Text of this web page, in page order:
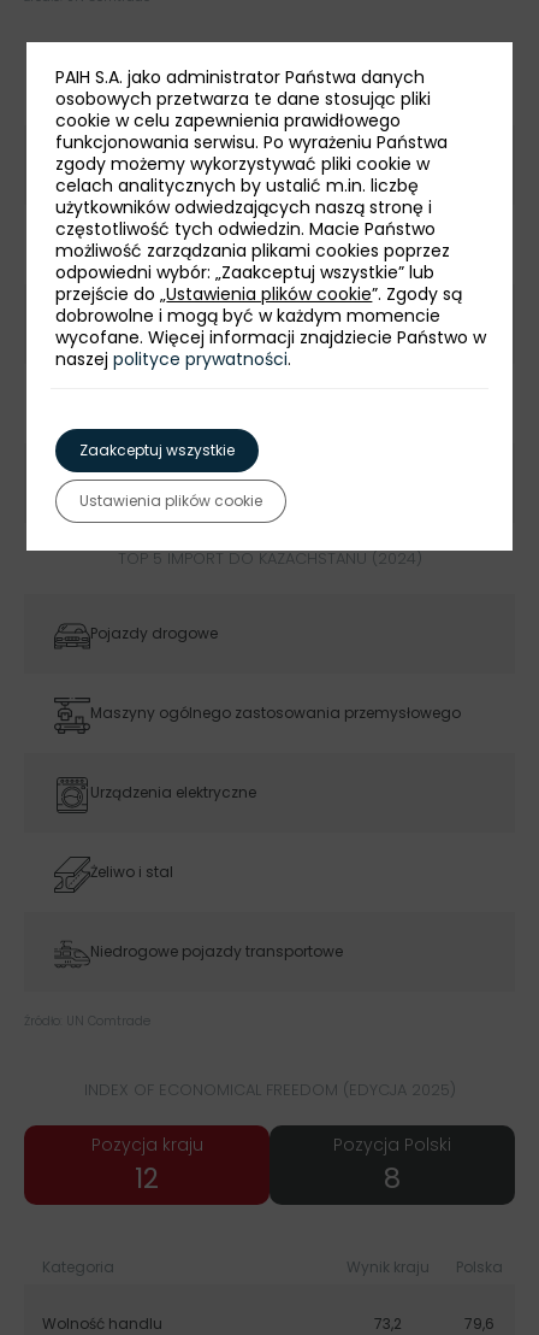
TOP 5 EKSPORT Z KAZACHSTANU (2024)
Ropa naftowa, produkty naftowe
Metale nieżelazne
Rudy metalonośne i złom metali
Żeliwo i stal
TOP 5 IMPORT DO KAZACHSTANU (2024)
Pojazdy drogowe
Maszyny ogólnego zastosowania przemysłowego
Urządzenia elektryczne
Żeliwo i stal
Niedrogowe pojazdy transportowe
Źródło: UN Comtrade
INDEX OF ECONOMICAL FREEDOM (EDYCJA 2025)
Pozycja kraju
21
Pozycja Polski
14
Kategoria Wynik kraju Polska
Wolność handlu 73,2 79,6
PAIH S.A. jako administrator Państwa danych
osobowych przetwarza te dane stosując pliki
cookie w celu zapewnienia prawidłowego
funkcjonowania serwisu. Po wyrażeniu Państwa
zgody możemy wykorzystywać pliki cookie w
celach analitycznych by ustalić m.in. liczbę
użytkowników odwiedzających naszą stronę i
częstotliwość tych odwiedzin. Macie Państwo
możliwość zarządzania plikami cookies poprzez
odpowiedni wybór: „Zaakceptuj wszystkie” lub
przejście do „Ustawienia plików cookie”. Zgody są
dobrowolne i mogą być w każdym momencie
wycofane. Więcej informacji znajdziecie Państwo w
naszejpolityce prywatności.
Zaakceptuj wszystkie
Ustawienia plików cookie